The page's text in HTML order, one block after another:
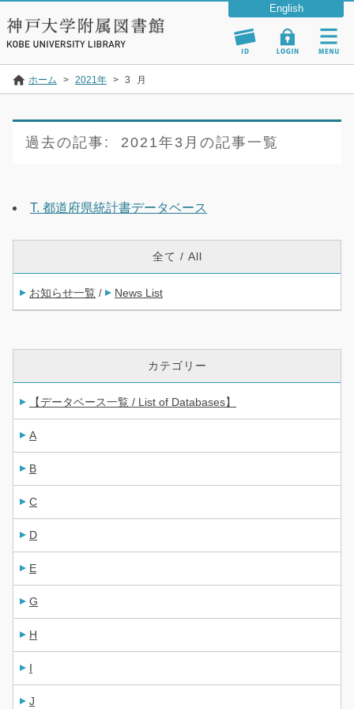
ホーム > 2021年 > 3 月
過去の記事: 2021年3月の記事一覧
T. 都道府県統計書データベース
全て / All
お知らせ一覧 / News List
カテゴリー
【データベース一覧 / List of Databases】
A
B
C
D
E
G
H
I
J